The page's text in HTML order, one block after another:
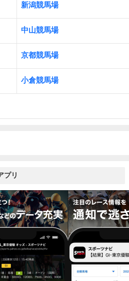
新潟競馬場
中山競馬場
京都競馬場
小倉競馬場
プリ